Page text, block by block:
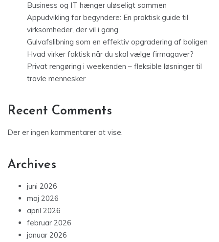
Business og IT hænger uløseligt sammen
Appudvikling for begyndere: En praktisk guide til
virksomheder, der vil i gang
Gulvafslibning som en effektiv opgradering af boligen
Hvad virker faktisk når du skal vælge firmagaver?
Privat rengøring i weekenden – fleksible løsninger til
travle mennesker
Recent Comments
Der er ingen kommentarer at vise.
Archives
juni 2026
maj 2026
april 2026
februar 2026
januar 2026